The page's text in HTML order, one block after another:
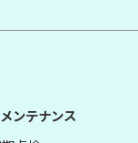
ンテナンス